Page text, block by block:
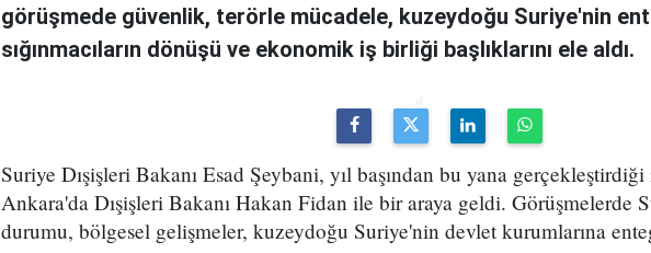
görüşmede güvenlik, terörle mücadele, kuzeydoğu Suriye'nin
sığınmacıların dönüşü ve ekonomik iş birliği başlıklarını ele aldı.
Suriye Dışişleri Bakanı Esad Şeybani, yıl başından bu yana
Ankara'da Dışişleri Bakanı Hakan Fidan ile bir araya geldi. Görüşmelerde
durumu, bölgesel gelişmeler, kuzeydoğu Suriye'nin devlet kurumlarına